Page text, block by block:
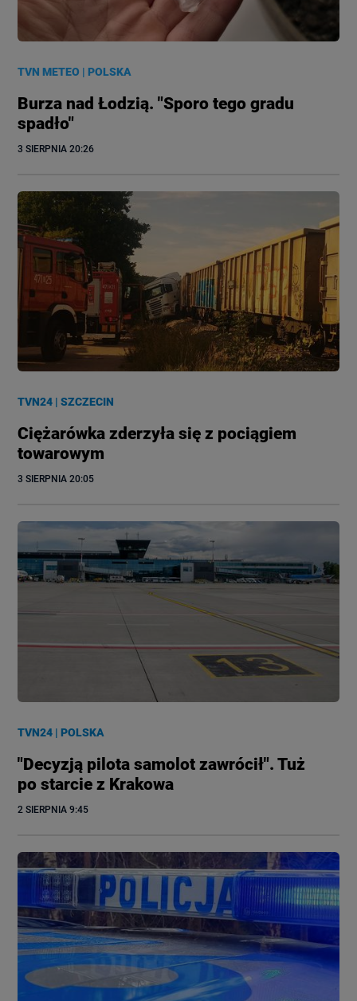
TVN METEO |POLSKA
Burza nad Łodzią. "Sporo tego gradu
spadło"
3 SIERPNIA 20:26
TVN24 |SZCZECIN
Ciężarówka zderzyła się z pociągiem
towarowym
3 SIERPNIA 20:05
TVN24 |POLSKA
"Decyzją pilota samolot zawrócił". Tuż
po starcie z Krakowa
2 SIERPNIA 9:45